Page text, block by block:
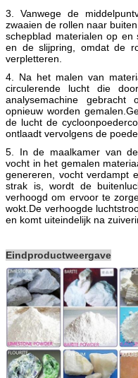
3. Vanwege de
zwaaien de rollen naar
schepblad materialen op
en de slijpring, omdat de
verpletteren.
4. Na het malen van
circulerende lucht die
analysemachine
opnieuw worden
de lucht de
ontlaadt vervolgens de
5. In de maalkamer van
vocht in het gemalen
genereren, vocht verdampt
strak is, wordt de
verhoogd om ervoor te
wokt.De verhoogde
en komt uiteindelijk na
Eindproductweergave